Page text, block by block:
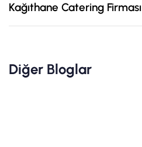
Kağıthane Catering Firması
Diğer Bloglar